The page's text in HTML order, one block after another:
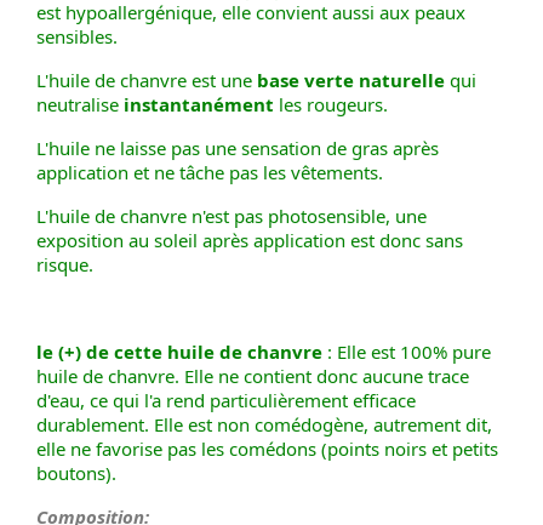
est hypoallergénique, elle convient aussi aux peaux
sensibles.
L'huile de chanvre est une base verte naturelle qui
neutralise instantanément les rougeurs.
L'huile ne laisse pas une sensation de gras après
application et ne tâche pas les vêtements.
L'huile de chanvre n'est pas photosensible, une
exposition au soleil après application est donc sans
risque.
le (+) de cette huile de chanvre : Elle est 100% pure
huile de chanvre. Elle ne contient donc aucune trace
d'eau, ce qui l'a rend particulièrement efficace
durablement. Elle est non comédogène, autrement dit,
elle ne favorise pas les comédons (points noirs et petits
boutons).
Composition: